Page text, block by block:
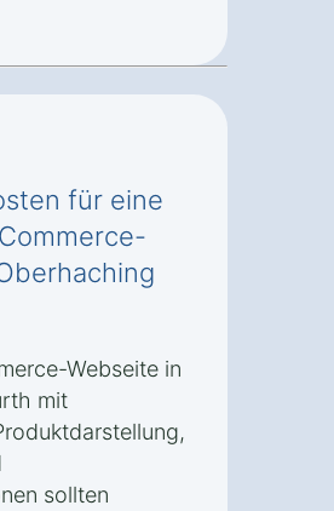
für eine
Webseite in
mit
sollten